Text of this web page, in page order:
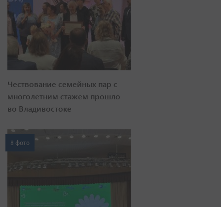
Чествование семейных пар с
многолетним стажем прошло
во Владивостоке
8 фото